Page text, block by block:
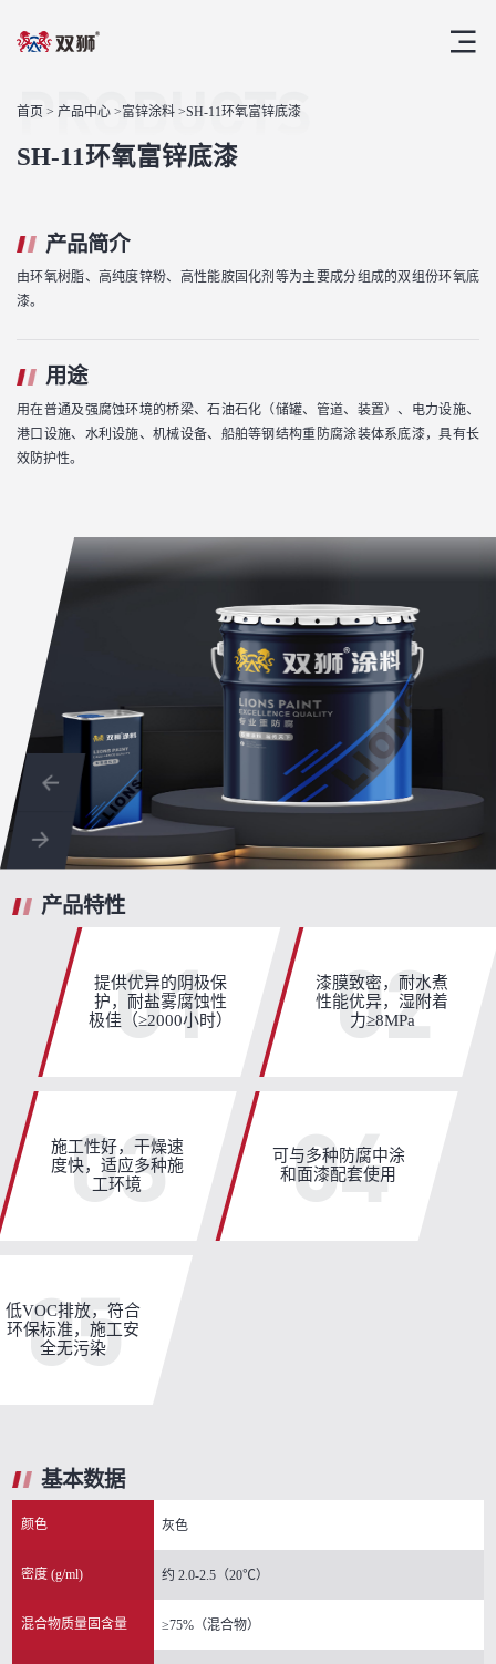
首页 > 产品中心 >富锌涂料 >SH-11环氧富锌底漆
PRODUCTS
SH-11环氧富锌底漆
产品简介
由环氧树脂、高纯度锌粉、高性能胺固化剂等为主要成分组成的双组份环氧底
漆。
用途
用在普通及强腐蚀环境的桥梁、石油石化（储罐、管道、装置）、电力设施、
港口设施、水利设施、机械设备、船舶等钢结构重防腐涂装体系底漆，具有长
效防护性。
产品特性
01
提供优异的阴极保
护，耐盐雾腐蚀性
极佳（≥2000小时）
02
漆膜致密，耐水煮
性能优异，湿附着
力≥8MPa
03
施工性好，干燥速
度快，适应多种施
工环境
04
可与多种防腐中涂
和面漆配套使用
05
低VOC排放，符合
环保标准，施工安
全无污染
基本数据
颜色 灰色
密度 (g/ml) 约 2.0-2.5（20℃）
混合物质量固含量 ≥75%（混合物）